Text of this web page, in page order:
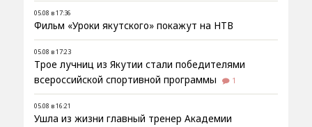
05.08 в 17:36
Фильм «Уроки якутского» покажут на НТВ
05.08 в 17:23
Трое лучниц из Якутии стали победителями
всероссийской спортивной программы
1
05.08 в 16:21
Ушла из жизни главный тренер Академии